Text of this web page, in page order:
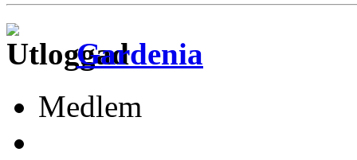
Gardenia
Medlem